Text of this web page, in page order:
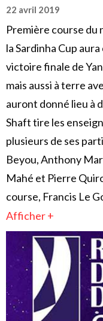
22 avril 2019
Première course du
la Sardinha Cup
victoire finale de
mais aussi à terre
auront donné lieu à
Shaft tire les
plusieurs de ses
Beyou, Anthony
Mahé et Pierre
course, Francis Le
Afficher +